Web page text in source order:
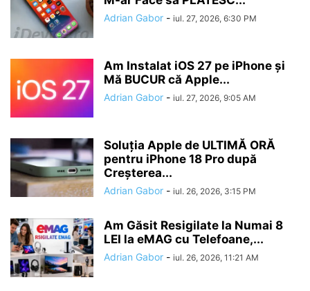
Adrian Gabor - iul. 27, 2026, 6:30 PM
Am Instalat iOS 27 pe iPhone și
Mă BUCUR că Apple...
Adrian Gabor - iul. 27, 2026, 9:05 AM
Soluția Apple de ULTIMĂ ORĂ
pentru iPhone 18 Pro după
Creșterea...
Adrian Gabor - iul. 26, 2026, 3:15 PM
Am Găsit Resigilate la Numai 8
LEI la eMAG cu Telefoane,...
Adrian Gabor - iul. 26, 2026, 11:21 AM